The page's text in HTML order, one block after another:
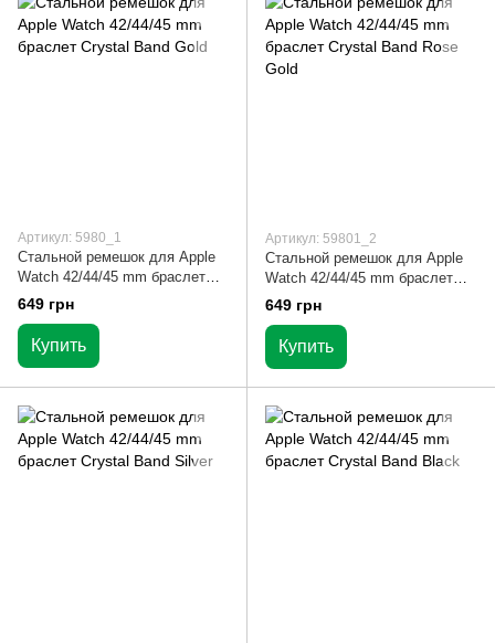
Артикул: 5980_1
Стальной ремешок для Apple
Watch 42/44/45 mm браслет
Crystal Band Gold
649 грн
Купить
Артикул: 59801_2
Стальной ремешок для Apple
Watch 42/44/45 mm браслет
Crystal Band Rose Gold
649 грн
Купить